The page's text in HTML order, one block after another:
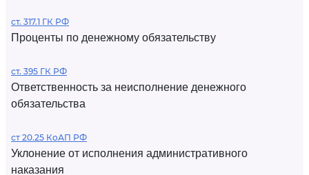
ст. 317.1 ГК РФ
Проценты по денежному обязательству
ст. 395 ГК РФ
Ответственность за неисполнение денежного
обязательства
ст 20.25 КоАП РФ
Уклонение от исполнения административного
наказания